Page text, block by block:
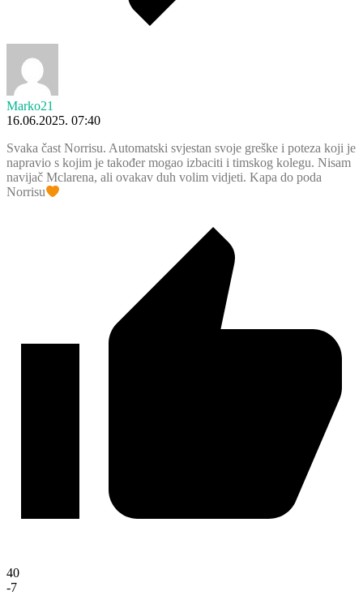
Marko21
16.06.2025. 07:40
Svaka čast Norrisu. Automatski svjestan svoje greške i poteza koji je
napravio s kojim je također mogao izbaciti i timskog kolegu. Nisam
navijač Mclarena, ali ovakav duh volim vidjeti. Kapa do poda
Norrisu
40
-7